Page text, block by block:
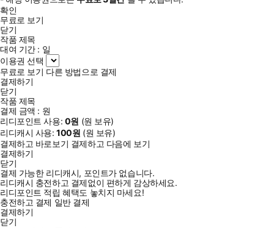
확인
무료로 보기
닫기
작품 제목
대여 기간 : 일
이용권 선택
무료로 보기 다른 방법으로 결제
결제하기
닫기
작품 제목
결제 금액 : 원
리디포인트 사용: 0원 (원 보유)
리디캐시 사용:100원 (원 보유)
결제하고 바로보기 결제하고 다음에 보기
결제하기
닫기
결제 가능한 리디캐시, 포인트가 없습니다.
리디캐시 충전하고 결제없이 편하게 감상하세요.
리디포인트 적립 혜택도 놓치지 마세요!
충전하고 결제 일반 결제
결제하기
닫기